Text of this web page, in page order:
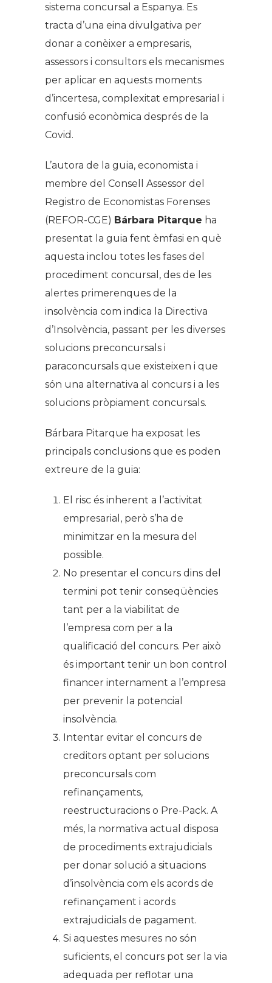
sistema concursal a Espanya. Es
tracta d’una eina divulgativa per
donar a conèixer a empresaris,
assessors i consultors els mecanismes
per aplicar en aquests moments
d’incertesa, complexitat empresarial i
confusió econòmica després de la
Covid.
L’autora de la guia, economista i
membre del Consell Assessor del
Registro de Economistas Forenses
(REFOR-CGE) Bárbara Pitarque ha
presentat la guia fent èmfasi en què
aquesta inclou totes les fases del
procediment concursal, des de les
alertes primerenques de la
insolvència com indica la Directiva
d’Insolvència, passant per les diverses
solucions preconcursals i
paraconcursals que existeixen i que
són una alternativa al concurs i a les
solucions pròpiament concursals.
Bárbara Pitarque ha exposat les
principals conclusions que es poden
extreure de la guia:
El risc és inherent a l’activitat
empresarial, però s’ha de
minimitzar en la mesura del
possible.
No presentar el concurs dins del
termini pot tenir conseqüències
tant per a la viabilitat de
l’empresa com per a la
qualificació del concurs. Per això
és important tenir un bon control
financer internament a l’empresa
per prevenir la potencial
insolvència.
Intentar evitar el concurs de
creditors optant per solucions
preconcursals com
refinançaments,
reestructuracions o Pre-Pack. A
més, la normativa actual disposa
de procediments extrajudicials
per donar solució a situacions
d’insolvència com els acords de
refinançament i acords
extrajudicials de pagament.
Si aquestes mesures no són
suficients, el concurs pot ser la via
adequada per reflotar una